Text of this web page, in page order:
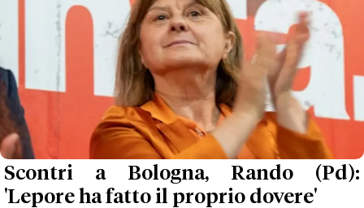
Scontri a Bologna, Rando (Pd):
'Lepore ha fatto il proprio dovere'